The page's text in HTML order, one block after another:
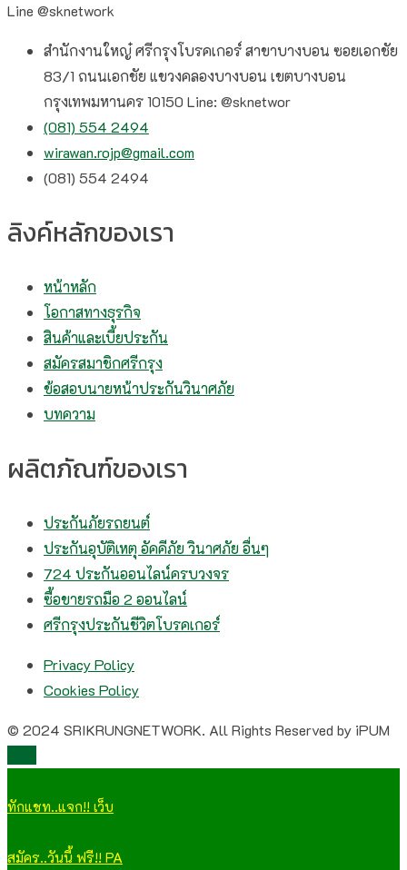
Line @sknetwork
สำนักงานใหญ๋ ศรีกรุงโบรคเกอร์ สาขาบางบอน ซอยเอกชัย
83/1 ถนนเอกชัย แขวงคลองบางบอน เขตบางบอน
กรุงเทพมหานคร 10150 Line: @sknetwor
(081) 554 2494​
wirawan.rojp@gmail.com
(081) 554 2494​
ลิงค์หลักของเรา
หน้าหลัก
โอกาสทางธุรกิจ
สินค้าและเบี้ยประกัน
สมัครสมาชิกศรีกรุง
ข้อสอบนายหน้าประกันวินาศภัย
บทความ
ผลิตภัณฑ์ของเรา
ประกันภัยรถยนต์
ประกันอุบัติเหตุ อัคคีภัย วินาศภัย อื่นๆ
724 ประกันออนไลน์ครบวงจร
ซื้อขายรถมือ 2 ออนไลน์
ศรีกรุงประกันชีวิตโบรคเกอร์
Privacy Policy
Cookies Policy
© 2024 SRIKRUNGNETWORK. All Rights Reserved by iPUM
ทักแชท..แจก!! เว็บ
สมัคร..วันนี้ ฟรี!! PA